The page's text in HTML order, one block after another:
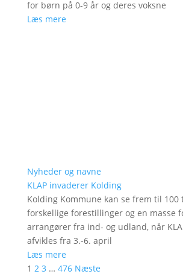
for børn på 0-9 år og deres voksne
Læs mere
Nyheder og navne
KLAP invaderer Kolding
Kolding Kommune kan se frem til 100
forskellige forestillinger og en masse
arrangører fra ind- og udland, når
afvikles fra 3.-6. april
Læs mere
1 2 3 … 476 Næste